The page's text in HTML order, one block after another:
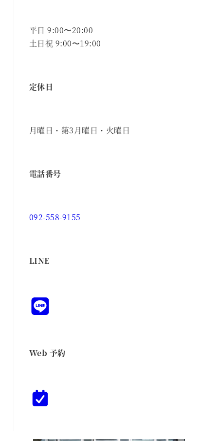
平日 9:00〜20:00
土日祝 9:00〜19:00
定休日
月曜日・第3月曜日・火曜日
電話番号
092-558-9155
LINE
Web 予約